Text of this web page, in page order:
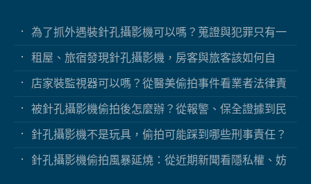
為了抓外遇裝針孔攝影機可以嗎？蒐證與犯罪只有一
線之隔
租屋、旅宿發現針孔攝影機，房客與旅客該如何自
保？
店家裝監視器可以嗎？從醫美偷拍事件看業者法律責
任
被針孔攝影機偷拍後怎麼辦？從報警、保全證據到民
事求償
針孔攝影機不是玩具，偷拍可能踩到哪些刑事責任？
針孔攝影機偷拍風暴延燒：從近期新聞看隱私權、妨